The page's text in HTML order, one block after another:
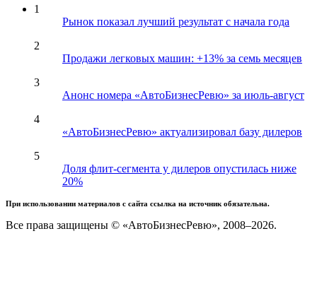
1
Рынок показал лучший результат с начала года
2
Продажи легковых машин: +13% за семь месяцев
3
Анонс номера «АвтоБизнесРевю» за июль-август
4
«АвтоБизнесРевю» актуализировал базу дилеров
5
Доля флит-сегмента у дилеров опустилась ниже
20%
При использовании материалов с сайта ссылка на источник обязательна.
Все права защищены © «АвтоБизнесРевю», 2008–2026.